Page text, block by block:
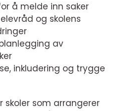
å melde inn saker
og skolens
av
inkludering og trygge
skoler som arrangerer